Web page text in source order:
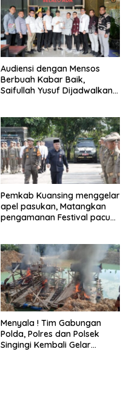
Audiensi dengan Mensos
Berbuah Kabar Baik,
Saifullah Yusuf Dijadwalkan
Kuansing
Pemkab Kuansing menggelar
apel pasukan, Matangkan
pengamanan Festival pacu
Menyala ! Tim Gabungan
Polda, Polres dan Polsek
Singingi Kembali Gelar